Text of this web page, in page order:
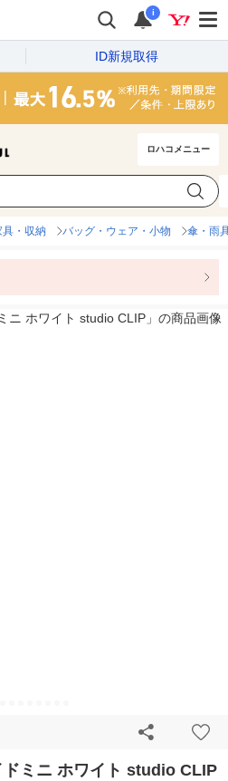
i
ID新規取得
ロハコメニュー
具・収納 バッグ・ウェア・小物 傘・雨
ドミニ ホワイト studio CLIP